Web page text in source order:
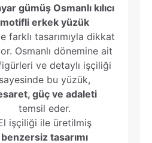
gümüş Osmanlı kılıcı
motifli erkek yüzük
farklı tasarımıyla dikkat
Osmanlı dönemine ait
figürleri ve detaylı işçiliği
sayesinde bu yüzük,
güç ve adaleti
temsil eder.
işçiliği ile üretilmiş
benzersiz tasarımı